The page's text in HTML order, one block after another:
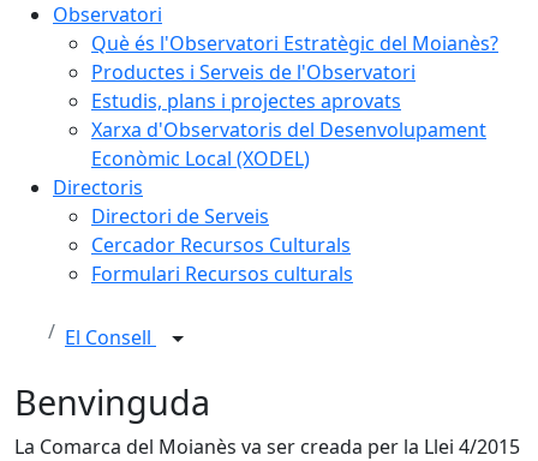
Observatori
Què és l'Observatori Estratègic del Moianès?
Productes i Serveis de l'Observatori
Estudis, plans i projectes aprovats
Xarxa d'Observatoris del Desenvolupament
Econòmic Local (XODEL)
Directoris
Directori de Serveis
Cercador Recursos Culturals
Formulari Recursos culturals
El Consell
Benvinguda
La Comarca del Moianès va ser creada per la Llei 4/2015